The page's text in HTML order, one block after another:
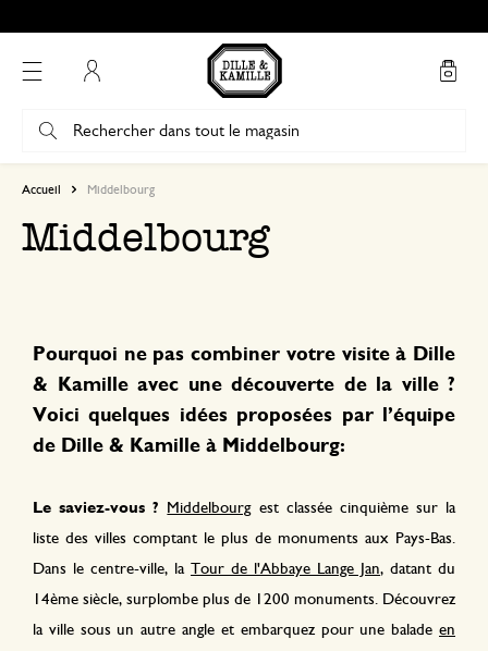
Accueil Middelbourg
Middelbourg
Pourquoi ne pas combiner votre visite à Dille
& Kamille avec une découverte de la ville ?
Voici quelques idées proposées par l’équipe
de Dille & Kamille à Middelbourg:
Le saviez-vous ? Middelbourgest classée cinquième sur la
liste des villes comptant le plus de monuments aux Pays-Bas.
Dans le centre-ville, la Tour de l'Abbaye Lange Jan, datant du
14ème siècle, surplombe plus de 1200 monuments. Découvrez
la ville sous un autre angle et embarquez pour une balade en